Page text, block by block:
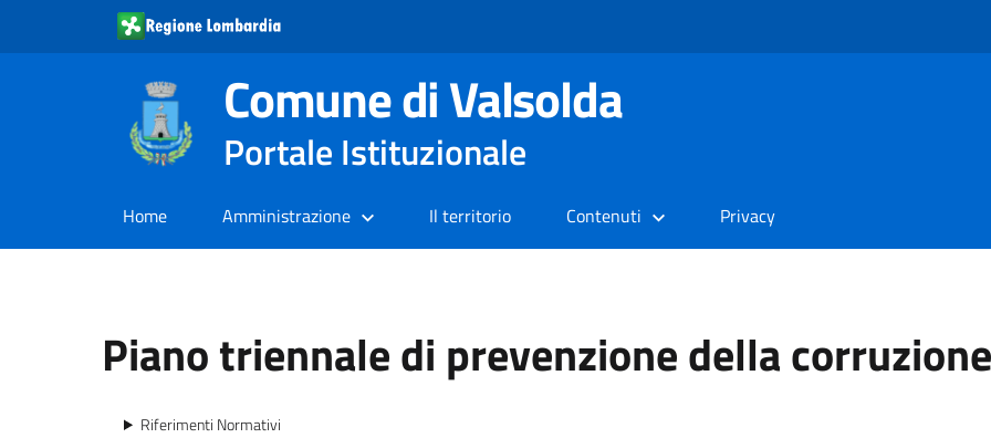
Comune di Valsolda
Portale Istituzionale
Home Amministrazione Il territorio Contenuti Privacy
Piano triennale di prevenzione della
Riferimenti Normativi